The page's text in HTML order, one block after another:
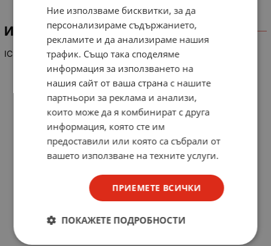
ИНФОРМАЦИЯ
IC
Ние използваме бисквитки, за да
персонализираме съдържанието,
рекламите и да анализираме нашия
трафик. Също така споделяме
информация за използването на
нашия сайт от ваша страна с нашите
партньори за реклама и анализи,
които може да я комбинират с друга
информация, която сте им
предоставили или която са събрали от
вашето използване на техните услуги.
ПРИЕМЕТЕ ВСИЧКИ
ПОКАЖЕТЕ ПОДРОБНОСТИ